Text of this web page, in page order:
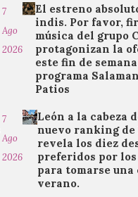
7
Ago
2026
El estreno
indis. Por favor,
música del grupo
protagonizan la
este fin de
programa
Patios
7
Ago
2026
León a la cabeza
nuevo ranking
revela los diez
preferidos por
para tomarse una
verano.